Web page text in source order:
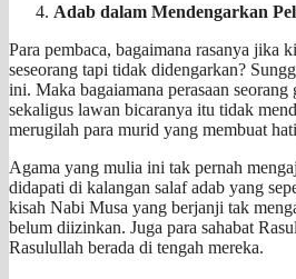
Adab dalam Mendengarkan
Para pembaca, bagaimana rasanya jika
seseorang tapi tidak didengarkan?
ini. Maka bagaiamana perasaan
sekaligus lawan bicaranya itu tidak
merugilah para murid yang membuat
Agama yang mulia ini tak pernah
didapati di kalangan salaf adab yang
kisah Nabi Musa yang berjanji tak
belum diizinkan. Juga para sahabat
Rasulullah berada di tengah mereka.